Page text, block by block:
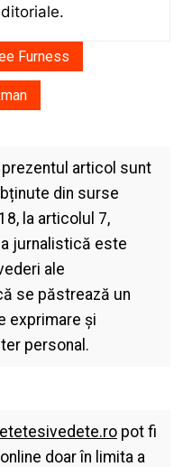
Furness
articol sunt
din surse
la articolul 7,
jurnalistică este
ale
se păstrează un
exprimare şi
personal.
pot fi
doar în limita a